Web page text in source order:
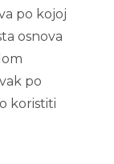
po kojoj
osnova
po
koristiti